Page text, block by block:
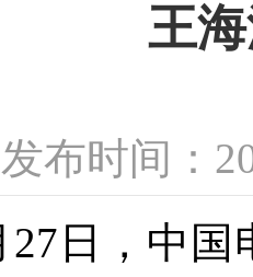
王
发布时间：
，中国